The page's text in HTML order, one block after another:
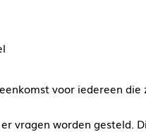
voor iedereen die
vragen worden gesteld.